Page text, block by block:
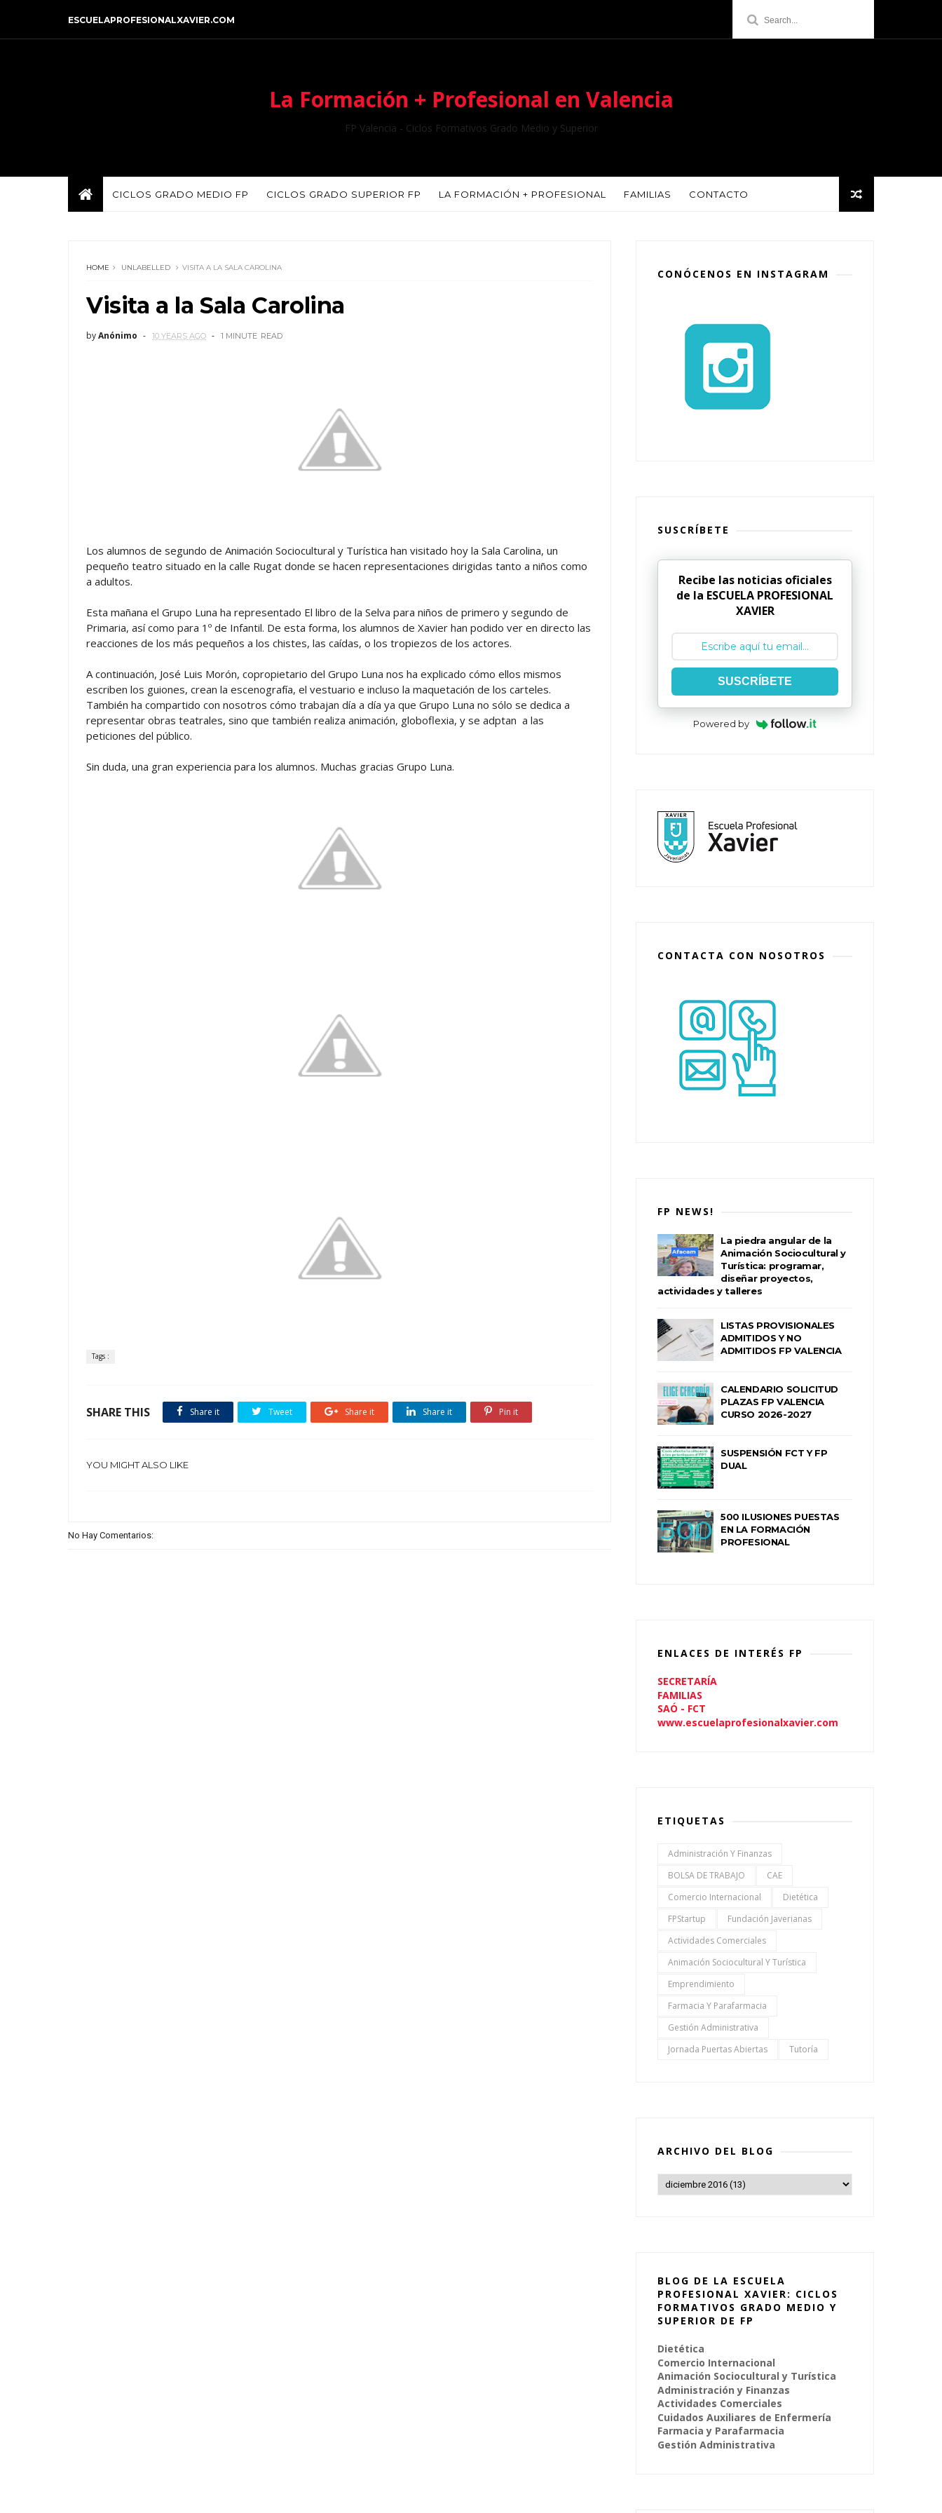
ESCUELAPROFESIONALXAVIER.COM
La Formación + Profesional en Valencia
FP Valencia - Ciclos Formativos Grado Medio y Superior
CICLOS GRADO MEDIO FP CICLOS GRADO SUPERIOR FP LA FORMACIÓN + PROFESIONAL FAMILIAS CONTACTO
HOME UNLABELLED VISITA A LA SALA CAROLINA
Visita a la Sala Carolina
byAnónimo 10 YEARS AGO 1 MINUTE READ
Los alumnos de segundo de Animación Sociocultural y Turística han visitado hoy la Sala Carolina, un
pequeño teatro situado en la calle Rugat donde se hacen representaciones dirigidas tanto a niños como
a adultos.
Esta mañana el Grupo Luna ha representado El libro de la Selva para niños de primero y segundo de
Primaria, así como para 1º de Infantil. De esta forma, los alumnos de Xavier han podido ver en directo las
reacciones de los más pequeños a los chistes, las caídas, o los tropiezos de los actores.
A continuación, José Luis Morón, copropietario del Grupo Luna nos ha explicado cómo ellos mismos
escriben los guiones, crean la escenografía, el vestuario e incluso la maquetación de los carteles.
También ha compartido con nosotros cómo trabajan día a día ya que Grupo Luna no sólo se dedica a
representar obras teatrales, sino que también realiza animación, globoflexia, y se adptan a las
peticiones del público.
Sin duda, una gran experiencia para los alumnos. Muchas gracias Grupo Luna.
Tags :
SHARE THIS Share it Tweet Share it Share it Pin it
YOU MIGHT ALSO LIKE
No Hay Comentarios:
CONÓCENOS EN INSTAGRAM
SUSCRÍBETE
Recibe las noticias oficiales
de la ESCUELA PROFESIONAL
XAVIER
SUSCRÍBETE
Powered by
CONTACTA CON NOSOTROS
FP NEWS!
La piedra angular de la
Animación Sociocultural y
Turística: programar,
diseñar proyectos,
actividades y talleres
LISTAS PROVISIONALES
ADMITIDOS Y NO
ADMITIDOS FP VALENCIA
CALENDARIO SOLICITUD
PLAZAS FP VALENCIA
CURSO 2026-2027
SUSPENSIÓN FCT Y FP
DUAL
500 ILUSIONES PUESTAS
EN LA FORMACIÓN
PROFESIONAL
ENLACES DE INTERÉS FP
SECRETARÍA
FAMILIAS
SAÓ - FCT
www.escuelaprofesionalxavier.com
ETIQUETAS
Administración Y Finanzas
BOLSA DE TRABAJO
CAE
Comercio Internacional
Dietética
FPStartup
Fundación Javerianas
Actividades Comerciales
Animación Sociocultural Y Turística
Emprendimiento
Farmacia Y Parafarmacia
Gestión Administrativa
Jornada Puertas Abiertas
Tutoría
ARCHIVO DEL BLOG
BLOG DE LA ESCUELA
PROFESIONAL XAVIER: CICLOS
FORMATIVOS GRADO MEDIO Y
SUPERIOR DE FP
Dietética
Comercio Internacional
Animación Sociocultural y Turística
Administración y Finanzas
Actividades Comerciales
Cuidados Auxiliares de Enfermería
Farmacia y Parafarmacia
Gestión Administrativa